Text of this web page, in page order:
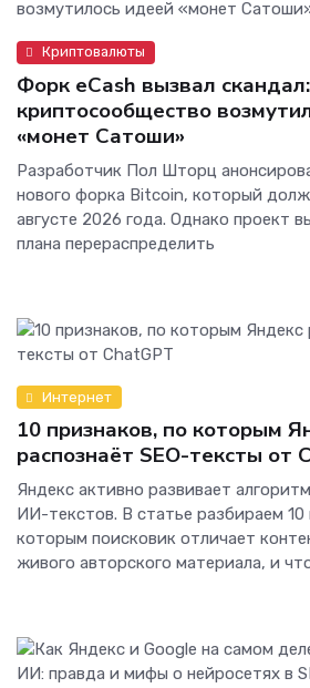
Криптовалюты
Форк eCash вызвал скандал:
криптосообщество
«монет Сатоши»
Разработчик Пол Шторц
нового форка Bitcoin, который
августе 2026 года. Однако проект
плана перераспределить
Интернет
10 признаков, по которым
распознаёт SEO-тексты от
Яндекс активно развивает
ИИ-текстов. В статье разбираем 10
которым поисковик отличает
живого авторского материала, и